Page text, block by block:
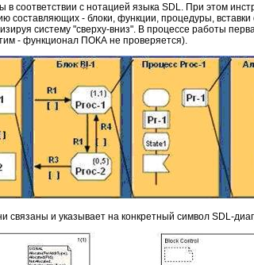
соответствии с нотацией языка SDL. При этом
составляющих - блоки, функции, процедуры,
систему "сверху-вниз". В процессе работы
- функционал ПОКА не проверяется).
и указывает на конкретный символ SDL-